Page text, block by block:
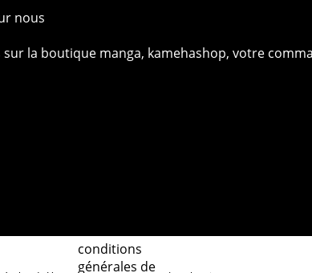
nous
la boutique manga, kamehashop, votre
conditions
générales de